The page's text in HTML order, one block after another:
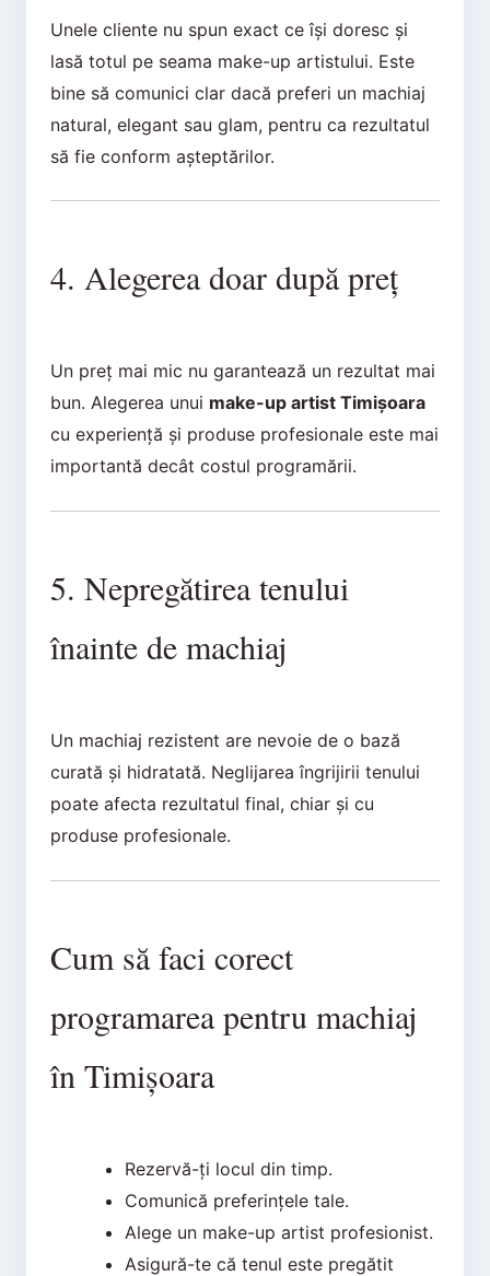
Unele cliente nu spun exact ce își doresc și
lasă totul pe seama make-up artistului. Este
bine să comunici clar dacă preferi un machiaj
natural, elegant sau glam, pentru ca rezultatul
să fie conform așteptărilor.
4. Alegerea doar după preț
Un preț mai mic nu garantează un rezultat mai
bun. Alegerea unui make-up artist Timișoara
cu experiență și produse profesionale este mai
importantă decât costul programării.
5. Nepregătirea tenului
înainte de machiaj
Un machiaj rezistent are nevoie de o bază
curată și hidratată. Neglijarea îngrijirii tenului
poate afecta rezultatul final, chiar și cu
produse profesionale.
Cum să faci corect
programarea pentru machiaj
în Timișoara
Rezervă-ți locul din timp.
Comunică preferințele tale.
Alege un make-up artist profesionist.
Asigură-te că tenul este pregătit